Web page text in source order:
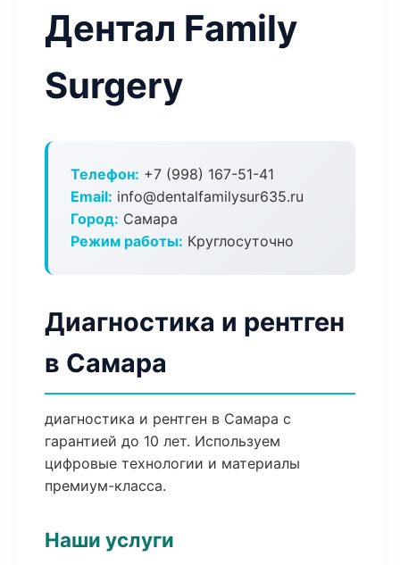
Дентал Family
Surgery
Телефон: +7 (998) 167-51-41
Email: info@dentalfamilysur635.ru
Город: Самара
Режим работы: Круглосуточно
Диагностика и рентген
в Самара
диагностика и рентген в Самара с
гарантией до 10 лет. Используем
цифровые технологии и материалы
премиум-класса.
Наши услуги